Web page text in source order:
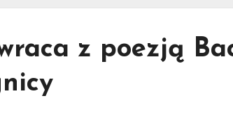
z poezją